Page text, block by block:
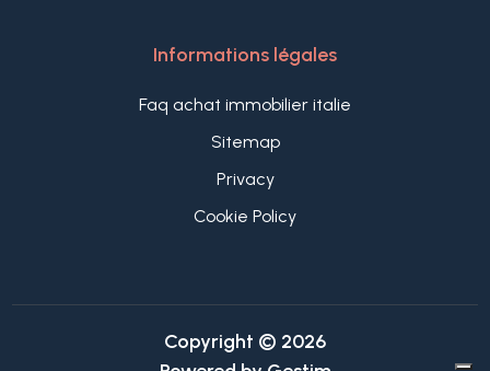
Informations légales
Faq achat immobilier italie
Sitemap
Privacy
Cookie Policy
Copyright © 2026